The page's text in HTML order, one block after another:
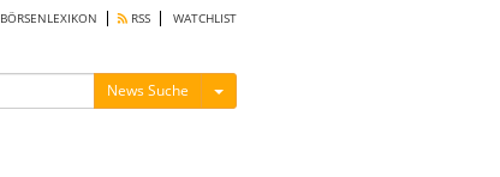
BÖRSENLEXIKON RSS WATCHLIST
News Suche Menü ein-/ausblenden